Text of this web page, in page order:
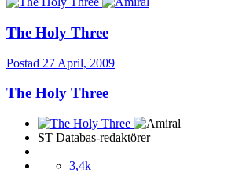
The Holy Three
Postad 27 April, 2009
The Holy Three
ST Databas-redaktörer
3,4k